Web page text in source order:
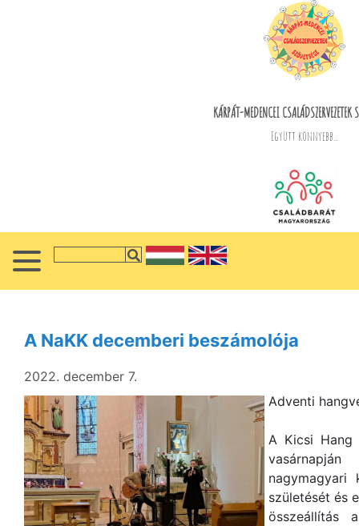
KÁRPÁT-MEDENCEI CSALÁDSZERVEZETEK
Együtt könnyebb...
A NaKK decemberi beszámolója
2022. december 7.
Adventi
A Kicsi Hang
nagymagyari
születését és
összeállítás